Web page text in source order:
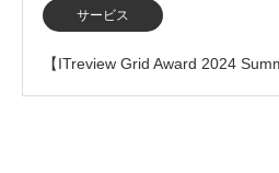
サービス
【ITreview Grid Award 2024